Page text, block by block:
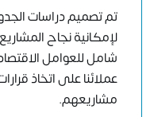
تم تصميم دراسات
لإمكانية نجاح
شامل للعوامل
عملائنا على اتخاذ
مشاريعهم.